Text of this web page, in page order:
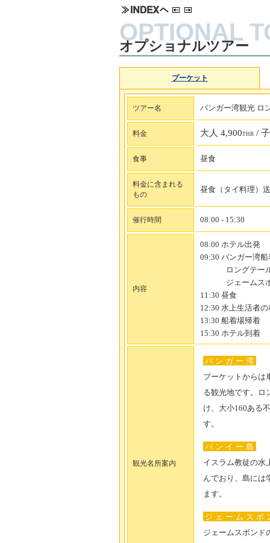
オプショナルツアー
プーケット
ツアー名 パンガー湾観光 ロ
料金 大人 4,900THB /
食事 昼食
料金に含まれる
もの
昼食（タイ料理）
催行時間 08:00 - 15:30
内容
08:00 ホテル出発
09:30 パンガー湾
ロングテー
ジェームス
11:30 昼食
12:30 水上生活者
13:30 船着場帰着
15:30 ホテル到着
観光名所案内
パンガー湾
プーケットからは
る観光地です。ロ
け、大小160ある
す。
パンイー島
イスラム教徒の水
んでおり、島には
ます。
ジェームスボ
ジェームスボンド